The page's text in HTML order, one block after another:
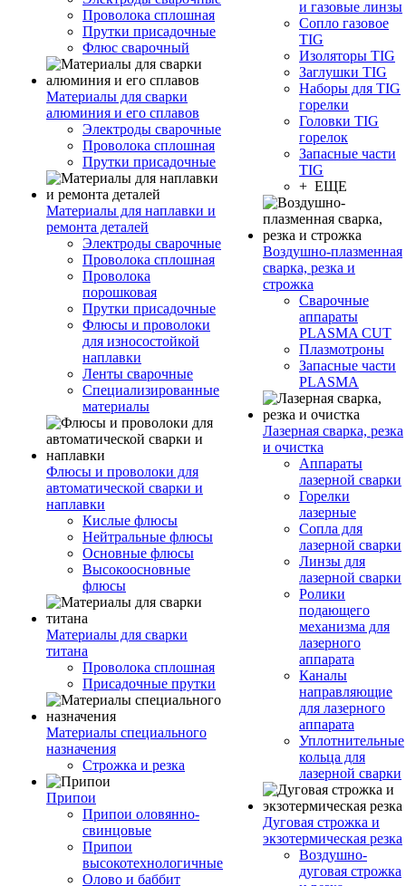
Проволока сплошная
Прутки присадочные
Флюс сварочный
Материалы для сварки
алюминия и его сплавов
Электроды сварочные
Проволока сплошная
Прутки присадочные
Материалы для наплавки и
ремонта деталей
Электроды сварочные
Проволока сплошная
Проволока
порошковая
Прутки присадочные
Флюсы и проволоки
для износостойкой
наплавки
Ленты сварочные
Специализированные
материалы
Флюсы и проволоки для
автоматической сварки и
наплавки
Кислые флюсы
Нейтральные флюсы
Основные флюсы
Высокоосновные
флюсы
Материалы для сварки
титана
Проволока сплошная
Присадочные прутки
Материалы специального
назначения
Строжка и резка
Припои
Припои оловянно-
свинцовые
Припои
высокотехнологичные
Олово и баббит
и газовые линзы
Сопло газовое
TIG
Изоляторы TIG
Заглушки TIG
Наборы для TIG
горелки
Головки TIG
горелок
Запасные части
TIG
+ ЕЩЕ
Воздушно-плазменная
сварка, резка и
строжка
Сварочные
аппараты
PLASMA CUT
Плазмотроны
Запасные части
PLASMA
Лазерная сварка, резка
и очистка
Аппараты
лазерной сварки
Горелки
лазерные
Сопла для
лазерной сварки
Линзы для
лазерной сварки
Ролики
подающего
механизма для
лазерного
аппарата
Каналы
направляющие
для лазерного
аппарата
Уплотнительные
кольца для
лазерной сварки
Дуговая строжка и
экзотермическая резка
Воздушно-
дуговая строжка